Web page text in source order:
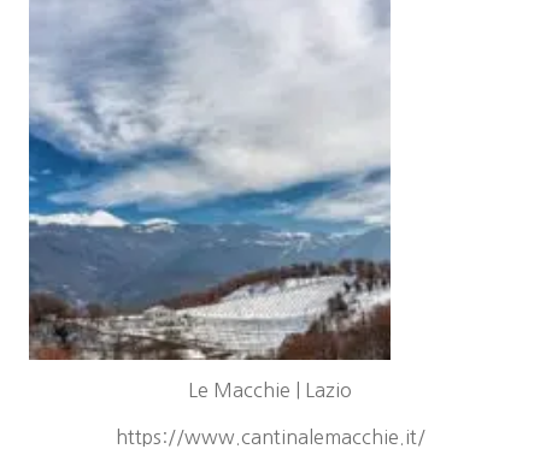
Le Macchie | Lazio
https://www.cantinalemacchie.it/